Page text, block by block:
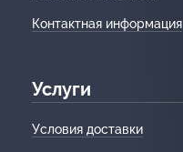
Контактная информация
Услуги
Условия доставки